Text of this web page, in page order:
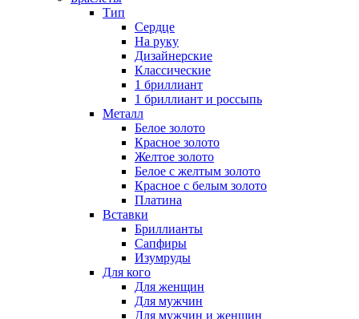
Тип
Сердце
На руку
Дизайнерские
Классические
1 бриллиант
1 бриллиант и россыпь
Металл
Белое золото
Красное золото
Желтое золото
Белое с желтым золото
Красное с белым золото
Платина
Вставки
Бриллианты
Сапфиры
Изумруды
Для кого
Для женщин
Для мужчин
Для мужчин и женщин